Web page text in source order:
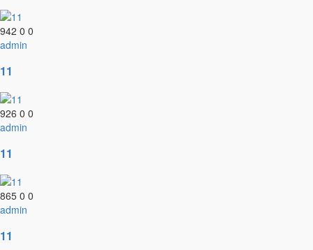
942 0 0
admin
11
926 0 0
admin
11
865 0 0
admin
11